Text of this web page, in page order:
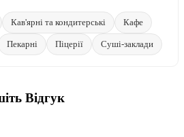
Кав'ярні та кондитерські Кафе
Пекарні Піцерії Суші-заклади
Відгук